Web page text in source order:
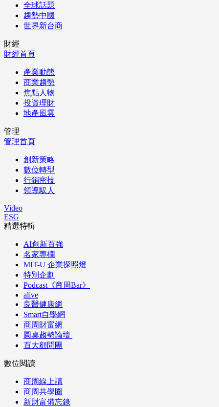
全球話題
趨勢中國
世界新台商
財經
財經首頁
產業動態
商業趨勢
焦點人物
投資理財
地產風雲
管理
管理首頁
創新策略
數位轉型
行銷密技
領導馭人
Video
ESG
精選特輯
AI創新百強
名家專欄
MIT-U 企業探照燈
特別企劃
Podcast《商周Bar》
alive
良醫健康網
Smart自學網
商周財富網
圓桌趨勢論壇
百大顧問團
數位閱讀
商周線上讀
商周共學圈
新財富備忘錄